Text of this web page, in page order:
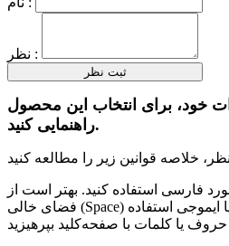
نظر :
خود، برای انتخاب این محصول
راهنمایی کنید.
فارسی استفاده کنید. بهتر است از
فضای خالی (Space) بیش‌از‌حدِ معمول، شکلک یا ایموجی استفاده